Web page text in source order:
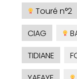
Touré n°2
CIAG
TIDIANE